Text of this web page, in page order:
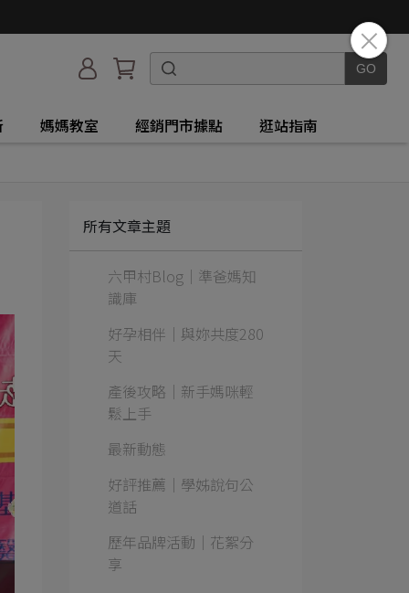
媽媽教室 經銷門市據點 逛站指南
所有文章主題
六甲村Blog｜準爸媽知
識庫
好孕相伴｜與妳共度280
天
產後攻略｜新手媽咪輕
鬆上手
最新動態
好評推薦｜學姊說句公
道話
歷年品牌活動｜花絮分
享